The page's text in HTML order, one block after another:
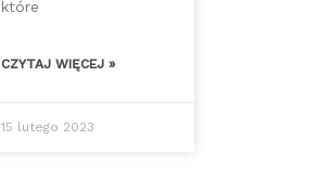
które
CZYTAJ WIĘCEJ »
15 lutego 2023